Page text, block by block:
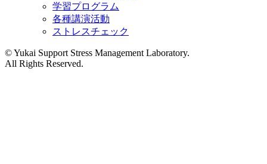
学習プログラム
各種講演活動
ストレスチェック
©︎ Yukai Support Stress Management Laboratory.
All Rights Reserved.